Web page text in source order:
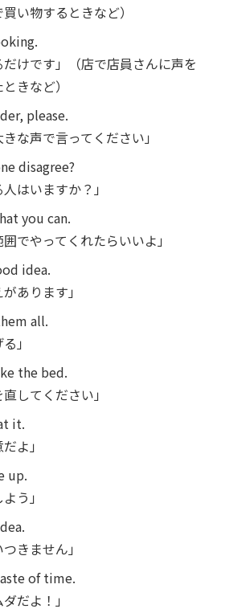
い物するときなど）
だけです」（店で店員さんに声を
きなど）
please.
きな声で言ってください」
disagree?
人はいますか？」
you can.
囲でやってくれたらいいよ」
idea.
があります」
all.
」
the bed.
直してください」
it.
よ」
up.
う」
つきません」
of time.
だよ！」